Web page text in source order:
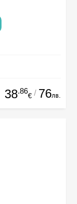
38.86
€ / 76лв.